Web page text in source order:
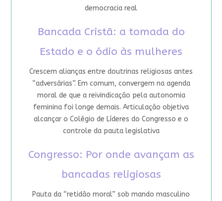
democracia real
Bancada Cristã: a tomada do
Estado e o ódio às mulheres
Crescem alianças entre doutrinas religiosas antes
“adversárias”. Em comum, convergem na agenda
moral de que a reivindicação pela autonomia
feminina foi longe demais. Articulação objetiva
alcançar o Colégio de Líderes do Congresso e o
controle da pauta legislativa
Congresso: Por onde avançam as
bancadas religiosas
Pauta da “retidão moral” sob mando masculino